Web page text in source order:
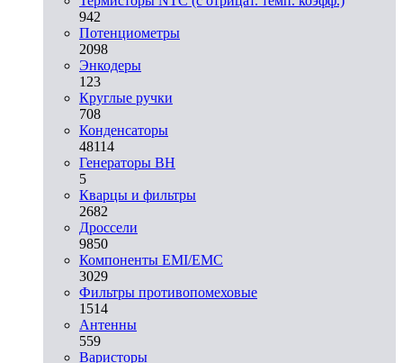
942
Потенциометры
2098
Энкодеры
123
Круглые ручки
708
Конденсаторы
48114
Генераторы ВН
5
Кварцы и фильтры
2682
Дроссели
9850
Компоненты EMI/EMC
3029
Фильтры противопомеховые
1514
Антенны
559
Варисторы